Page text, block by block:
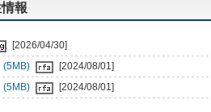
報
[2026/04/30]
(5MB)
[2024/08/01]
(5MB)
[2024/08/01]